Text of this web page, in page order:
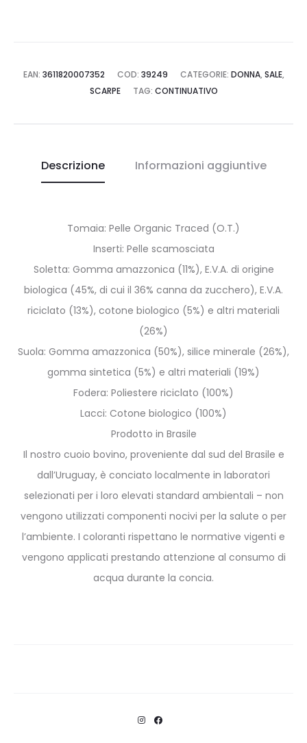
EAN: 3611820007352 COD: 39249 CATEGORIE: DONNA, SALE,
SCARPE
TAG: CONTINUATIVO
Descrizione Informazioni aggiuntive
Tomaia: Pelle Organic Traced (O.T.)
Inserti: Pelle scamosciata
Soletta: Gomma amazzonica (11%), E.V.A. di origine
biologica (45%, di cui il 36% canna da zucchero), E.V.A.
riciclato (13%), cotone biologico (5%) e altri materiali
(26%)
Suola: Gomma amazzonica (50%), silice minerale (26%),
gomma sintetica (5%) e altri materiali (19%)
Fodera: Poliestere riciclato (100%)
Lacci: Cotone biologico (100%)
Prodotto in Brasile
Il nostro cuoio bovino, proveniente dal sud del Brasile e
dall’Uruguay, è conciato localmente in laboratori
selezionati per i loro elevati standard ambientali – non
vengono utilizzati componenti nocivi per la salute o per
l’ambiente. I coloranti rispettano le normative vigenti e
vengono applicati prestando attenzione al consumo di
acqua durante la concia.